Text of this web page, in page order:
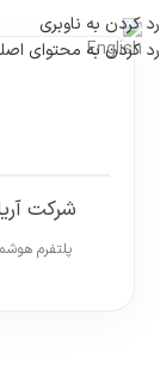
رد کردن به ناوبری
رد کردن به محتوای
شرکت
ثبت هوشمند